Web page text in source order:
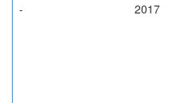
- 2017